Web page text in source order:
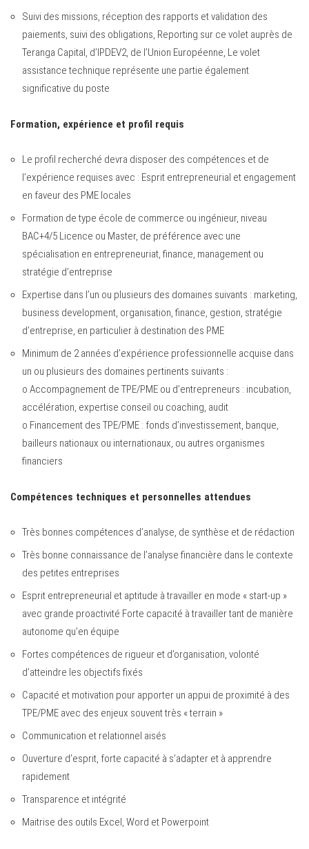
Suivi des missions, réception des rapports et validation des
paiements, suivi des obligations, Reporting sur ce volet auprès de
Teranga Capital, d’IPDEV2, de l’Union Européenne, Le volet
assistance technique représente une partie également
significative du poste
Formation, expérience et profil requis
Le profil recherché devra disposer des compétences et de
l’expérience requises avec : Esprit entrepreneurial et engagement
en faveur des PME locales
Formation de type école de commerce ou ingénieur, niveau
BAC+4/5 Licence ou Master, de préférence avec une
spécialisation en entrepreneuriat, finance, management ou
stratégie d’entreprise
Expertise dans l’un ou plusieurs des domaines suivants : marketing,
business development, organisation, finance, gestion, stratégie
d’entreprise, en particulier à destination des PME
Minimum de 2 années d’expérience professionnelle acquise dans
un ou plusieurs des domaines pertinents suivants :
o Accompagnement de TPE/PME ou d’entrepreneurs : incubation,
accélération, expertise conseil ou coaching, audit
o Financement des TPE/PME : fonds d’investissement, banque,
bailleurs nationaux ou internationaux, ou autres organismes
financiers
Compétences techniques et personnelles attendues
Très bonnes compétences d’analyse, de synthèse et de rédaction
Très bonne connaissance de l’analyse financière dans le contexte
des petites entreprises
Esprit entrepreneurial et aptitude à travailler en mode « start-up »
avec grande proactivité Forte capacité à travailler tant de manière
autonome qu’en équipe
Fortes compétences de rigueur et d’organisation, volonté
d’atteindre les objectifs fixés
Capacité et motivation pour apporter un appui de proximité à des
TPE/PME avec des enjeux souvent très « terrain »
Communication et relationnel aisés
Ouverture d’esprit, forte capacité à s’adapter et à apprendre
rapidement
Transparence et intégrité
Maitrise des outils Excel, Word et Powerpoint